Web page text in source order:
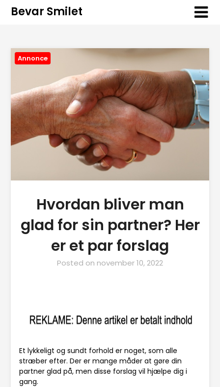
Bevar Smilet
Annonce
Hvordan bliver man
glad for sin partner? Her
er et par forslag
Posted on november 10, 2022
Et lykkeligt og sundt forhold er noget, som alle
stræber efter. Der er mange måder at gøre din
partner glad på, men disse forslag vil hjælpe dig i
gang.